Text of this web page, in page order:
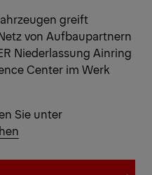
greift
von Aufbaupartnern
Niederlassung Ainring
Center im Werk
Sie unter